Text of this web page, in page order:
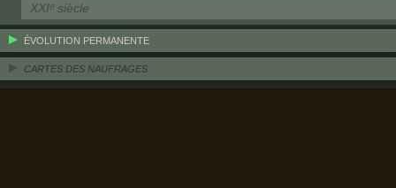
XXIᵉ siècle
ÉVOLUTION PERMANENTE
CARTES DES NAUFRAGES